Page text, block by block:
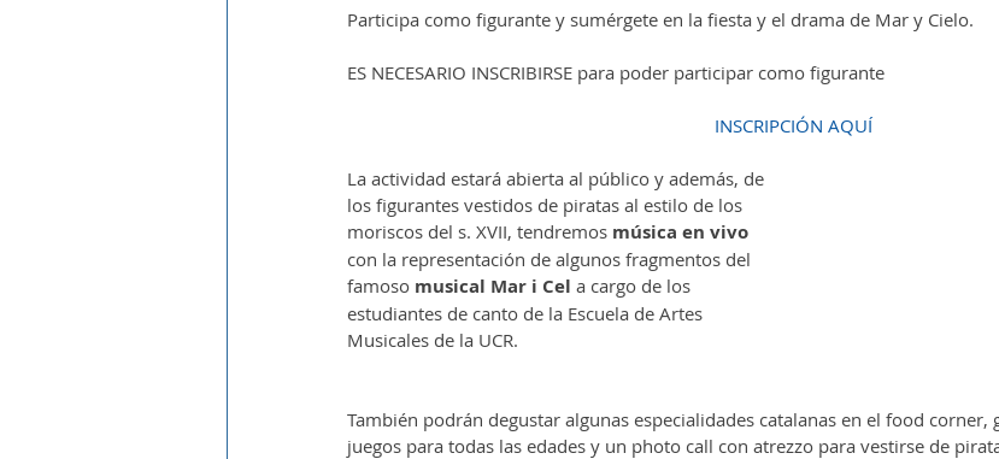
Participa como figurante y sumérgete en la fiesta y el drama de Mar y Cielo.
ES NECESARIO INSCRIBIRSE para poder participar como figurante
INSCRIPCIÓN AQUÍ
La actividad estará abierta al público y además, de
los figurantes vestidos de piratas al estilo de los
moriscos del s. XVII, tendremos música en vivo
con la representación de algunos fragmentos del
famoso musical Mar i Cel a cargo de los
estudiantes de canto de la Escuela de Artes
Musicales de la UCR.
También podrán degustar algunas especialidades catalanas en el food corner,
juegos para todas las edades y un photo call con atrezzo para vestirse de